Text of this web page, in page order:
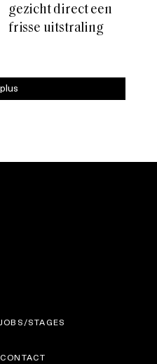
gezicht direct een
frisse uitstraling
JOBS/STAGES
CONTACT